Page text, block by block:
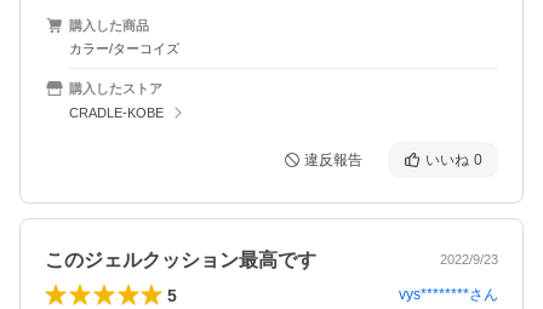
購入した商品
カラー/ターコイズ
購入したストア
CRADLE-KOBE
違反報告 いいね 0
このジェルクッション最高です 2022/9/23
5 vys********さん